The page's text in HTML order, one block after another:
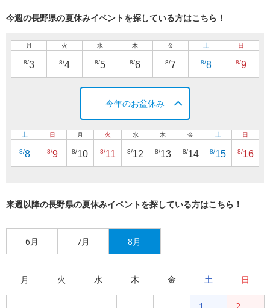
今週の長野県の夏休みイベントを探している方はこちら！
月
8/3
火
8/4
水
8/5
木
8/6
金
8/7
土
8/8
日
8/9
今年のお盆休み
土
8/8
日
8/9
月
8/10
火
8/11
水
8/12
木
8/13
金
8/14
土
8/15
日
8/16
来週以降の長野県の夏休みイベントを探している方はこちら！
6月 7月 8月
月 火 水 木 金 土 日
1 2